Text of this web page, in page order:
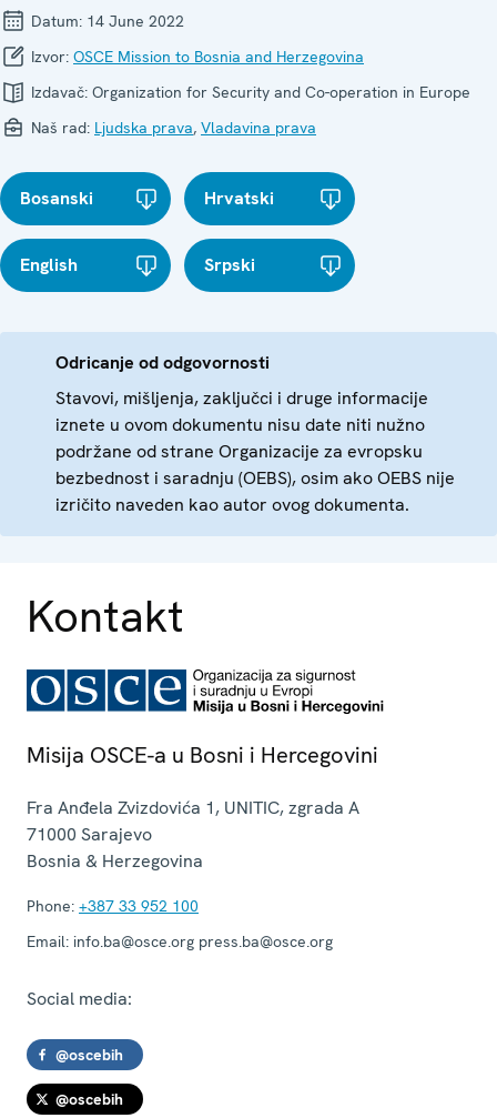
Datum: 14 June 2022
Izvor: OSCE Mission to Bosnia and Herzegovina
Izdavač: Organization for Security and Co-operation in Europe
Naš rad: Ljudska prava, Vladavina prava
Bosanski Hrvatski
English Srpski
Odricanje od odgovornosti
Stavovi, mišljenja, zaključci i druge informacije
iznete u ovom dokumentu nisu date niti nužno
podržane od strane Organizacije za evropsku
bezbednost i saradnju (OEBS), osim ako OEBS nije
izričito naveden kao autor ovog dokumenta.
Kontakt
Misija OSCE-a u Bosni i Hercegovini
Fra Anđela Zvizdovića 1, UNITIC, zgrada A
71000 Sarajevo
Bosnia & Herzegovina
Phone: +387 33 952 100
Email: info.ba@osce.org press.ba@osce.org
Social media:
@oscebih
@oscebih